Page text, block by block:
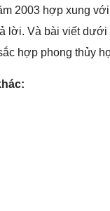
2003 hợp xung
lời. Và bài viết
hợp phong thủy